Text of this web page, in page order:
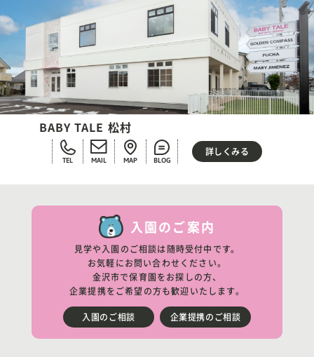
BABY TALE 松村
TEL MAIL MAP BLOG
詳しくみる
入園のご案内
見学や入園のご相談は随時受付中です。
お気軽にお問い合わせください。
金沢市で保育園をお探しの方、
企業提携をご希望の方も歓迎いたします。
入園のご相談 企業提携のご相談